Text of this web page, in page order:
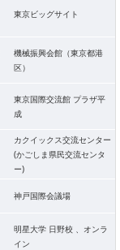
東京ビッグサイト
機械振興会館（東京都港
区）
東京国際交流館 プラザ平
成
カクイックス交流センター
(かごしま県民交流センタ
ー)
神戸国際会議場
明星大学 日野校 、オンラ
イン